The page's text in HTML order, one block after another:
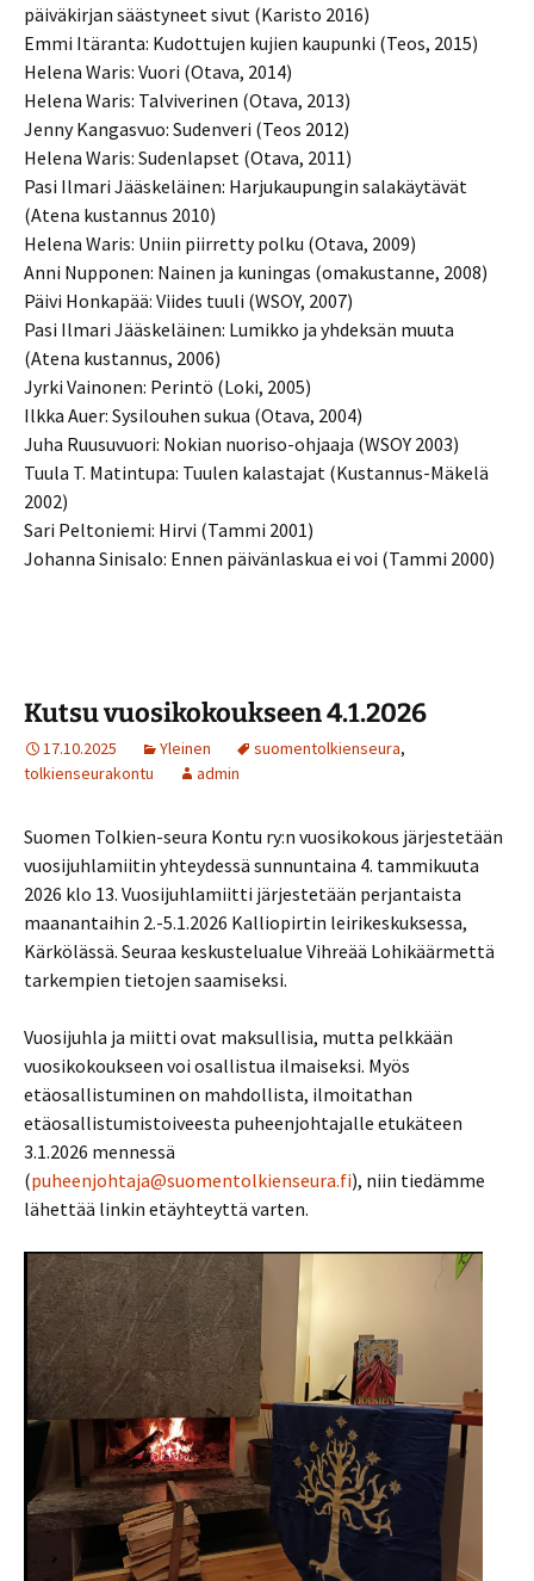
päiväkirjan säästyneet sivut (Karisto 2016)
Emmi Itäranta: Kudottujen kujien kaupunki (Teos, 2015)
Helena Waris: Vuori (Otava, 2014)
Helena Waris: Talviverinen (Otava, 2013)
Jenny Kangasvuo: Sudenveri (Teos 2012)
Helena Waris: Sudenlapset (Otava, 2011)
Pasi Ilmari Jääskeläinen: Harjukaupungin salakäytävät
(Atena kustannus 2010)
Helena Waris: Uniin piirretty polku (Otava, 2009)
Anni Nupponen: Nainen ja kuningas (omakustanne, 2008)
Päivi Honkapää: Viides tuuli (WSOY, 2007)
Pasi Ilmari Jääskeläinen: Lumikko ja yhdeksän muuta
(Atena kustannus, 2006)
Jyrki Vainonen: Perintö (Loki, 2005)
Ilkka Auer: Sysilouhen sukua (Otava, 2004)
Juha Ruusuvuori: Nokian nuoriso-ohjaaja (WSOY 2003)
Tuula T. Matintupa: Tuulen kalastajat (Kustannus-Mäkelä
2002)
Sari Peltoniemi: Hirvi (Tammi 2001)
Johanna Sinisalo: Ennen päivänlaskua ei voi (Tammi 2000)
Kutsu vuosikokoukseen 4.1.2026
17.10.2025 Yleinen suomentolkienseura,
tolkienseurakontu
admin
Suomen Tolkien-seura Kontu ry:n vuosikokous järjestetään
vuosijuhlamiitin yhteydessä sunnuntaina 4. tammikuuta
2026 klo 13. Vuosijuhlamiitti järjestetään perjantaista
maanantaihin 2.-5.1.2026 Kalliopirtin leirikeskuksessa,
Kärkölässä. Seuraa keskustelualue Vihreää Lohikäärmettä
tarkempien tietojen saamiseksi.
Vuosijuhla ja miitti ovat maksullisia, mutta pelkkään
vuosikokoukseen voi osallistua ilmaiseksi. Myös
etäosallistuminen on mahdollista, ilmoitathan
etäosallistumistoiveesta puheenjohtajalle etukäteen
3.1.2026 mennessä
(puheenjohtaja@suomentolkienseura.fi), niin tiedämme
lähettää linkin etäyhteyttä varten.